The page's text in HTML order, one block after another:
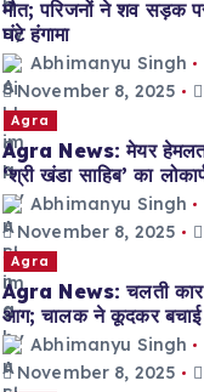
मौत; परिजनों ने शव सड़क
घंटे हंगामा
Abhimanyu Singh
November 8, 2025
Agra
Agra News: मेयर
‘श्री खंडा साहिब’ का
Abhimanyu Singh
November 8, 2025
Agra
Agra News: चलती
आग; चालक ने कूदकर बचाई
Abhimanyu Singh
November 8, 2025